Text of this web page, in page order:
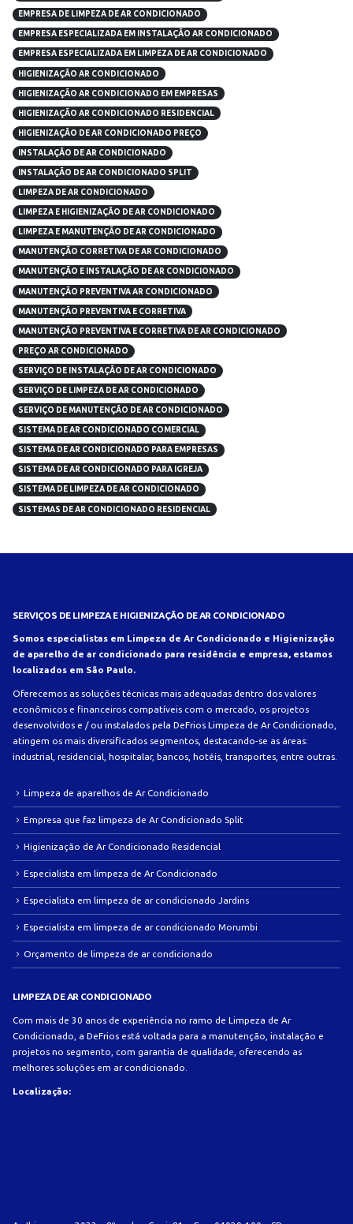
EMPRESA DE LIMPEZA DE AR CONDICIONADO
EMPRESA ESPECIALIZADA EM INSTALAÇÃO AR CONDICIONADO
EMPRESA ESPECIALIZADA EM LIMPEZA DE AR CONDICIONADO
HIGIENIZAÇÃO AR CONDICIONADO
HIGIENIZAÇÃO AR CONDICIONADO EM EMPRESAS
HIGIENIZAÇÃO AR CONDICIONADO RESIDENCIAL
HIGIENIZAÇÃO DE AR CONDICIONADO PREÇO
INSTALAÇÃO DE AR CONDICIONADO
INSTALAÇÃO DE AR CONDICIONADO SPLIT
LIMPEZA DE AR CONDICIONADO
LIMPEZA E HIGIENIZAÇÃO DE AR CONDICIONADO
LIMPEZA E MANUTENÇÃO DE AR CONDICIONADO
MANUTENÇÃO CORRETIVA DE AR CONDICIONADO
MANUTENÇÃO E INSTALAÇÃO DE AR CONDICIONADO
MANUTENÇÃO PREVENTIVA AR CONDICIONADO
MANUTENÇÃO PREVENTIVA E CORRETIVA
MANUTENÇÃO PREVENTIVA E CORRETIVA DE AR CONDICIONADO
PREÇO AR CONDICIONADO
SERVIÇO DE INSTALAÇÃO DE AR CONDICIONADO
SERVIÇO DE LIMPEZA DE AR CONDICIONADO
SERVIÇO DE MANUTENÇÃO DE AR CONDICIONADO
SISTEMA DE AR CONDICIONADO COMERCIAL
SISTEMA DE AR CONDICIONADO PARA EMPRESAS
SISTEMA DE AR CONDICIONADO PARA IGREJA
SISTEMA DE LIMPEZA DE AR CONDICIONADO
SISTEMAS DE AR CONDICIONADO RESIDENCIAL
SERVIÇOS DE LIMPEZA E HIGIENIZAÇÃO DE AR CONDICIONADO
Somos especialistas em Limpeza de Ar Condicionado e Higienização
de aparelho de ar condicionado para residência e empresa, estamos
localizados em São Paulo.
Oferecemos as soluções técnicas mais adequadas dentro dos valores
econômicos e financeiros compatíveis com o mercado, os projetos
desenvolvidos e / ou instalados pela DeFrios Limpeza de Ar Condicionado,
atingem os mais diversificados segmentos, destacando-se as áreas:
industrial, residencial, hospitalar, bancos, hotéis, transportes, entre outras.
Limpeza de aparelhos de Ar Condicionado
Empresa que faz limpeza de Ar Condicionado Split
Higienização de Ar Condicionado Residencial
Especialista em limpeza de Ar Condicionado
Especialista em limpeza de ar condicionado Jardins
Especialista em limpeza de ar condicionado Morumbi
Orçamento de limpeza de ar condicionado
LIMPEZA DE AR CONDICIONADO
Com mais de 30 anos de experiência no ramo de Limpeza de Ar
Condicionado, a DeFrios está voltada para a manutenção, instalação e
projetos no segmento, com garantia de qualidade, oferecendo as
melhores soluções em ar condicionado.
Localização: